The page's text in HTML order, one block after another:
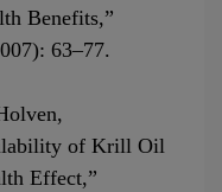
Benefits,”
63–77.
of Krill Oil
Effect,”